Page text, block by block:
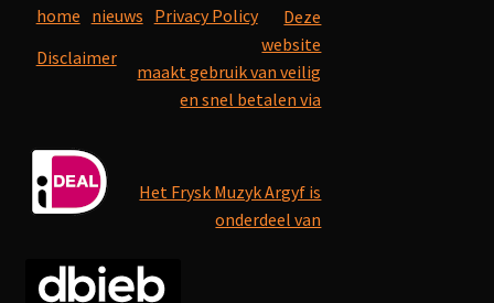
home nieuws Privacy Policy
Disclaimer
Deze
website
maakt gebruik van veilig
en snel betalen via
Het Frysk Muzyk Argyf is
onderdeel van